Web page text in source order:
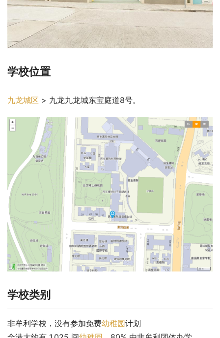
学校位置
九龙城区 > 九龙九龙城东宝庭道8号。
学校类别
非牟利学校，没有参加免费幼稚园计划